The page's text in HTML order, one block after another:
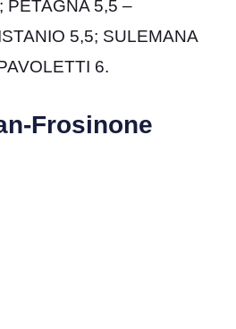
PETAGNA 5,5 –
5,5; SULEMANA
6.
Frosinone